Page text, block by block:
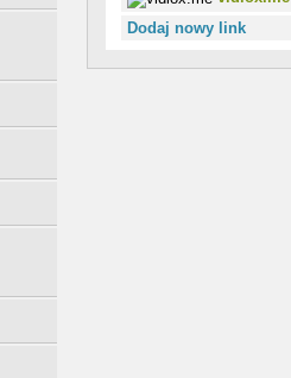
Dodaj nowy link